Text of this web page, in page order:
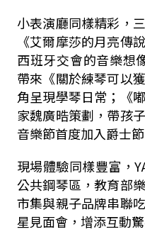
小表演廳同樣精彩，
《艾爾摩莎的月亮傳
西班牙交會的音樂想
帶來《關於練琴可以
角呈現學琴日常；《
家魏廣晧策劃，帶孩
音樂節首度加入爵士節
現場體驗同樣豐富，
公共鋼琴區，教育部
市集與親子品牌串聯
星見面會，增添互動驚